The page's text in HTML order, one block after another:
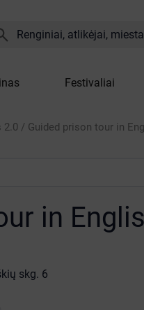
Renginiai, atlikėjai,
Festivaliai
2.0 / Guided prison tour in
in
skg. 6